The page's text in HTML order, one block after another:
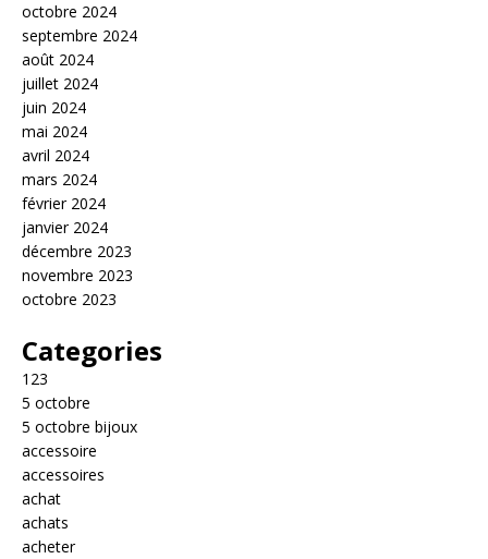
octobre 2024
septembre 2024
août 2024
juillet 2024
juin 2024
mai 2024
avril 2024
mars 2024
février 2024
janvier 2024
décembre 2023
novembre 2023
octobre 2023
Categories
123
5 octobre
5 octobre bijoux
accessoire
accessoires
achat
achats
acheter